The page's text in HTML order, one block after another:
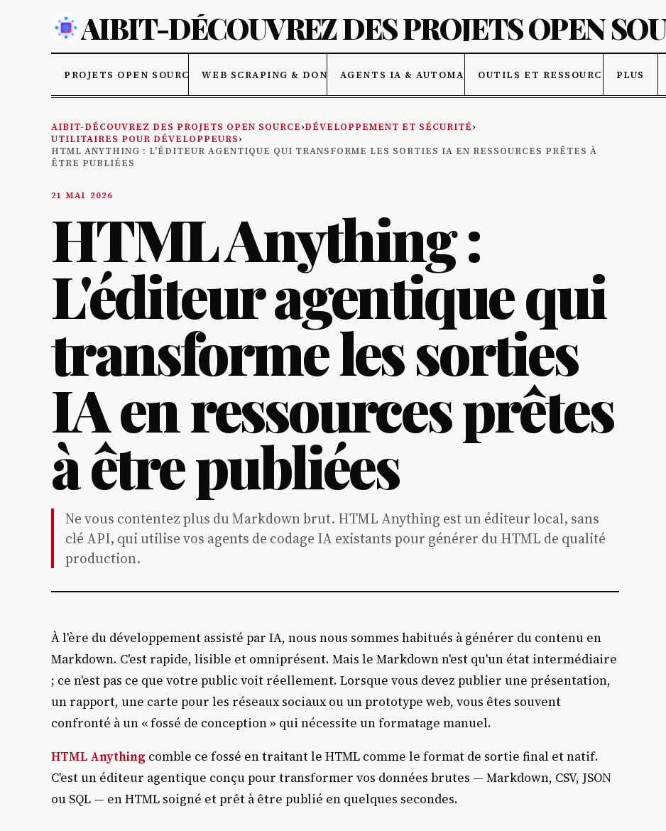
AIBIT-DÉCOUVREZ DES PROJETS OPEN
PROJETS OPEN SOURCE WEB SCRAPING & DONNÉESAGENTS IA & AUTOMATISATIONOUTILS ET RESSOURCES IA
PLUS
AIBIT-DÉCOUVREZ DES PROJETS OPEN SOURCE›DÉVELOPPEMENT ET SÉCURITÉ›
UTILITAIRES POUR DÉVELOPPEURS›
HTML ANYTHING : L'ÉDITEUR AGENTIQUE QUI TRANSFORME LES SORTIES IA EN RESSOURCES PRÊTES À
ÊTRE PUBLIÉES
21 MAI 2026
HTML Anything :
L'éditeur agentique qui
transforme les sorties
IA en ressources prêtes
à être publiées
Ne vous contentez plus du Markdown brut. HTML Anything est un éditeur local, sans
clé API, qui utilise vos agents de codage IA existants pour générer du HTML de qualité
production.
À l'ère du développement assisté par IA, nous nous sommes habitués à générer du contenu en
Markdown. C'est rapide, lisible et omniprésent. Mais le Markdown n'est qu'un état intermédiaire
; ce n'est pas ce que votre public voit réellement. Lorsque vous devez publier une présentation,
un rapport, une carte pour les réseaux sociaux ou un prototype web, vous êtes souvent
confronté à un « fossé de conception » qui nécessite un formatage manuel.
HTML Anything comble ce fossé en traitant le HTML comme le format de sortie final et natif.
C'est un éditeur agentique conçu pour transformer vos données brutes — Markdown, CSV, JSON
ou SQL — en HTML soigné et prêt à être publié en quelques secondes.